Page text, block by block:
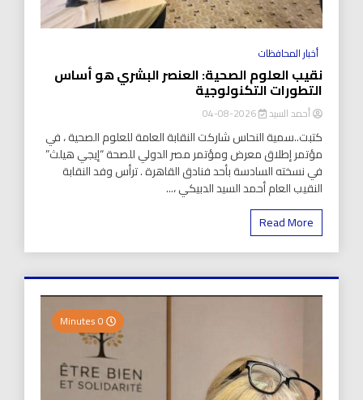
أخبار المحافظات
نقيب العلوم الصحية: العنصر البشري هو أساس
التطورات التكنولوجية
أحمد السيد 2026-08-04
كتبت..سمية النحاس شاركت النقابة العامة للعلوم الصحية ، في
مؤتمر إطلاق معرض ومؤتمر مصر الدولي للصحة “إيجي هيلث”
في نسخته السادسة بأحد فنادق القاهرة . ترأس وفد النقابة
النقيب العام أحمد السيد الدبيكي ،...
Read More